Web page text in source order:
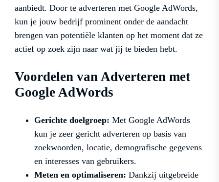
aanbiedt. Door te adverteren met Google AdWords,
kun je jouw bedrijf prominent onder de aandacht
brengen van potentiële klanten op het moment dat ze
actief op zoek zijn naar wat jij te bieden hebt.
Voordelen van Adverteren met
Google AdWords
Gerichte doelgroep: Met Google AdWords
kun je zeer gericht adverteren op basis van
zoekwoorden, locatie, demografische gegevens
en interesses van gebruikers.
Meten en optimaliseren: Dankzij uitgebreide